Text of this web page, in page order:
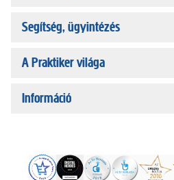
Segítség, ügyintézés
A Praktiker világa
Információ